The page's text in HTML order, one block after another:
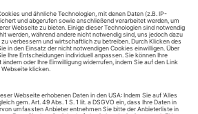
Kunststätten einander kulinarisch
Man muss das...